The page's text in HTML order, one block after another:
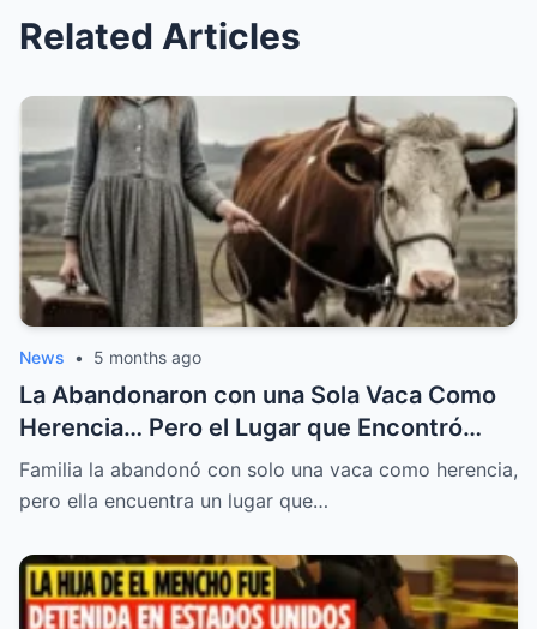
Related Articles
News • 5 months ago
La Abandonaron con una Sola Vaca Como
Herencia… Pero el Lugar que Encontró
Después Cambiaría su Destino de una
Forma que Nadie en su Familia Podía
Familia la abandonó con solo una vaca como herencia,
pero ella encuentra un lugar que…